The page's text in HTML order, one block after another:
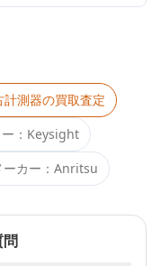
計測器の買取査定
： Keysight
カー： Anritsu
問